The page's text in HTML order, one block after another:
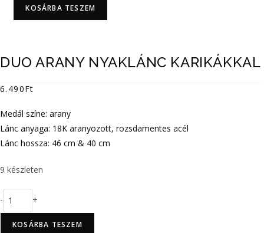
nyaklánc
karikákkal
KOSÁRBA TESZEM
DUO ARANY NYAKLÁNC KARIKÁKKAL
6.490Ft
Medál színe: arany
Lánc anyaga: 18K aranyozott, rozsdamentes acél
Lánc hossza: 46 cm & 40 cm
9 készleten
Duo
arany
nyaklánc
- +
KOSÁRBA TESZEM